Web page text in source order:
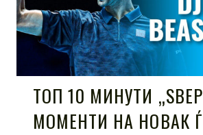
ТОП 10 МИНУТИ
МОМЕНТИ НА НОВАК